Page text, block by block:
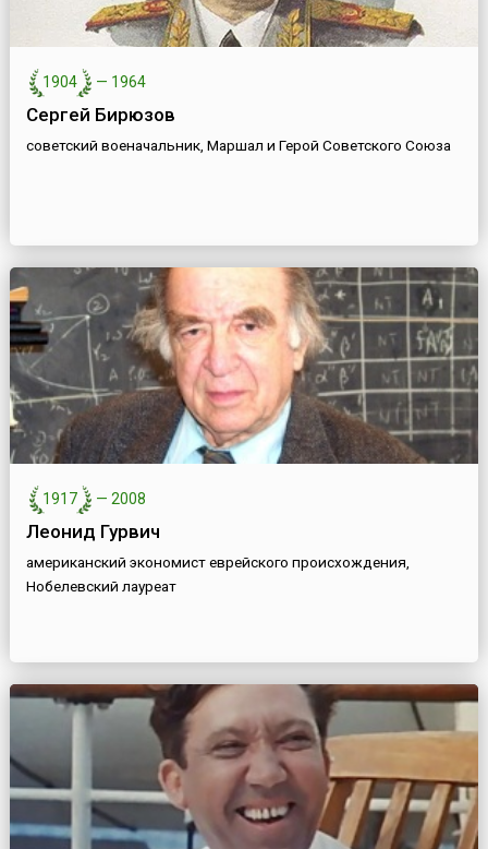
1904 — 1964
Сергей Бирюзов
советский военачальник, Маршал и Герой Советского Союза
1917 — 2008
Леонид Гурвич
американский экономист еврейского происхождения,
Нобелевский лауреат